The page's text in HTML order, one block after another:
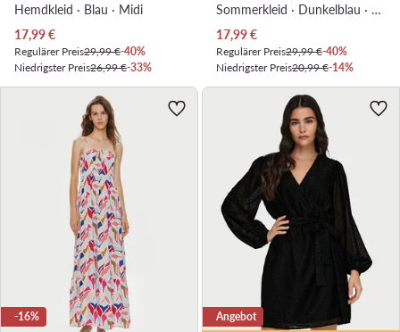
Hemdkleid · Blau · Midi
Aktueller Preis
17,99€
Regulärer Preis29,99 €-40%
Niedrigster Preis26,99 €-33%
Sommerkleid · Dunkelblau · Mini
Aktueller Preis
17,99€
Regulärer Preis29,99 €-40%
Niedrigster Preis20,99 €-14%
-16% Angebot